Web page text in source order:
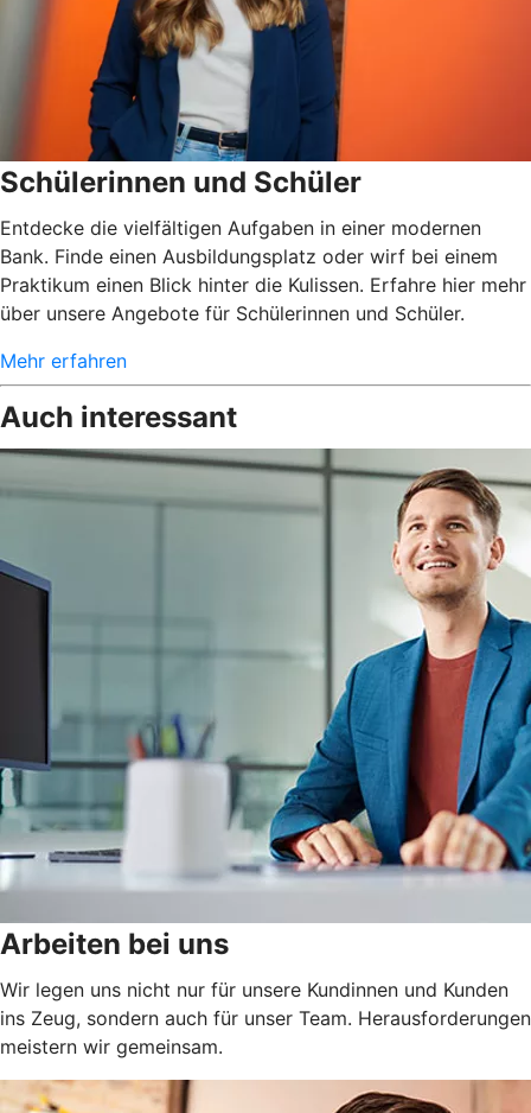
Schülerinnen und Schüler
Entdecke die vielfältigen Aufgaben in einer modernen
Bank. Finde einen Ausbildungsplatz oder wirf bei einem
Praktikum einen Blick hinter die Kulissen. Erfahre hier mehr
über unsere Angebote für Schülerinnen und Schüler.
Mehr erfahren
Auch interessant
Arbeiten bei uns
Wir legen uns nicht nur für unsere Kundinnen und Kunden
ins Zeug, sondern auch für unser Team. Herausforderungen
meistern wir gemeinsam.